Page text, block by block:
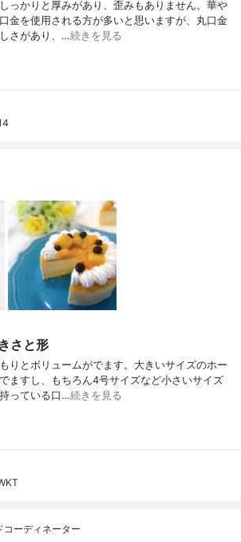
っかりと厚みがあり、歪みもありません。華や
金を使用される方が多いと思いますが、丸口金
さがあり、…続きを見る
さと形
りとボリュームがでます。大きいサイズのホー
ますし、もちろん4号サイズなど小さいサイズ
っている口…続きを見る
コーディネーター